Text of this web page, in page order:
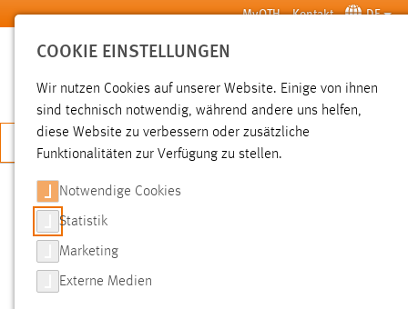
Zum Hauptinhalt springen MyOTH Kontakt DE
SUCHE
JETZT BEWERBEN
SUCHE
FILTER
COOKIE EINSTELLUNGEN
Wir nutzen Cookies auf unserer Website. Einige von ihnen
sind technisch notwendig, während andere uns helfen,
diese Website zu verbessern oder zusätzliche
Funktionalitäten zur Verfügung zu stellen.
Notwendige Cookies
Statistik
Marketing
Externe Medien